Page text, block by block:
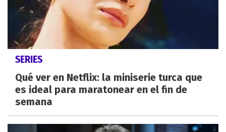
SERIES
Qué ver en Netflix: la miniserie turca que
es ideal para maratonear en el fin de
semana